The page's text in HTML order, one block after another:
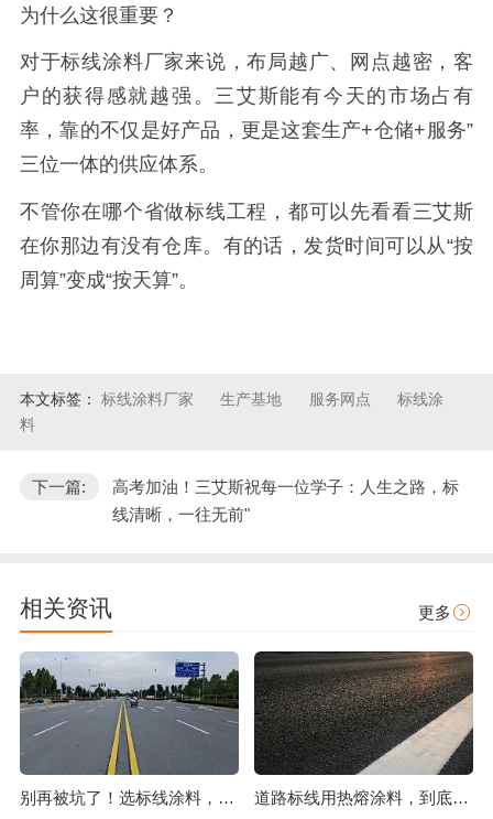
为什么这很重要？
对于标线涂料厂家来说，布局越广、网点越密，客
户的获得感就越强。三艾斯能有今天的市场占有
率，靠的不仅是好产品，更是这套生产+仓储+服务”
三位一体的供应体系。
不管你在哪个省做标线工程，都可以先看看三艾斯
在你那边有没有仓库。有的话，发货时间可以从“按
周算”变成“按天算”。
本文标签： 标线涂料厂家 生产基地 服务网点
标线涂
料
下一篇:
高考加油！三艾斯祝每一位学子：人生之路，标
线清晰，一往无前"
相关资讯 更多
别再被坑了！选标线涂料，这几点比价格更重要 道路标线用热熔涂料，到底好在哪？